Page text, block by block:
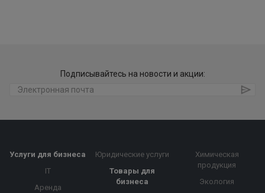
Подписывайтесь на новости и акции:
Услуги для бизнеса
IT
Аренда
Юридические услуги
Товары для
бизнеса
Химическая
продукция
Экология